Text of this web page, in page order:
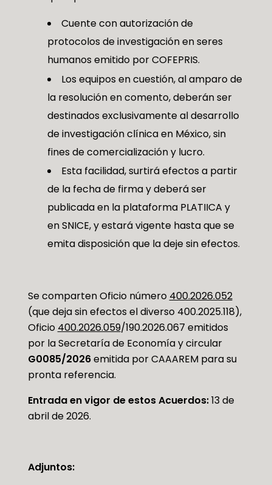
Cuente con autorización de
protocolos de investigación en seres
humanos emitido por COFEPRIS.
Los equipos en cuestión, al amparo de
la resolución en comento, deberán ser
destinados exclusivamente al desarrollo
de investigación clínica en México, sin
fines de comercialización y lucro.
Esta facilidad, surtirá efectos a partir
de la fecha de firma y deberá ser
publicada en la plataforma PLATIICA y
en SNICE, y estará vigente hasta que se
emita disposición que la deje sin efectos.
Se comparten Oficio número 400.2026.052
(que deja sin efectos el diverso 400.2025.118),
Oficio 400.2026.059/190.2026.067 emitidos
por la Secretaría de Economía y circular
G0085/2026emitida por CAAAREM para su
pronta referencia.
Entrada en vigor de estos Acuerdos:13 de
abril de 2026.
Adjuntos: